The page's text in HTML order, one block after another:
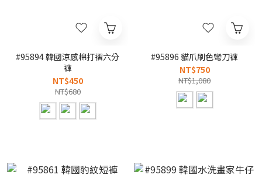
#95894 韓國涼感棉打褶六分
褲
NT$450
NT$680
#95896 貓爪刷色彎刀褲
NT$750
NT$1,080